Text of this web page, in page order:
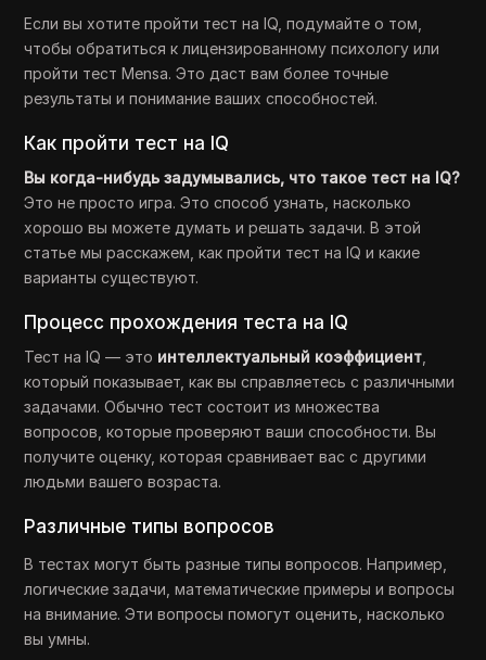
Если вы хотите пройти тест на IQ, подумайте о том,
чтобы обратиться к лицензированному психологу или
пройти тест Mensa. Это даст вам более точные
результаты и понимание ваших способностей.
Как пройти тест на IQ
Вы когда-нибудь задумывались, что такое тест на IQ?
Это не просто игра. Это способ узнать, насколько
хорошо вы можете думать и решать задачи. В этой
статье мы расскажем, как пройти тест на IQ и какие
варианты существуют.
Процесс прохождения теста на IQ
Тест на IQ — это интеллектуальный коэффициент
который показывает, как вы справляетесь с различными
задачами. Обычно тест состоит из множества
вопросов, которые проверяют ваши способности. Вы
получите оценку, которая сравнивает вас с другими
людьми вашего возраста.
Различные типы вопросов
В тестах могут быть разные типы вопросов. Например,
логические задачи, математические примеры и вопросы
на внимание. Эти вопросы помогут оценить, насколько
вы умны.